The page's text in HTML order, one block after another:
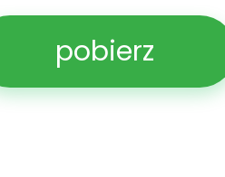
pobierz